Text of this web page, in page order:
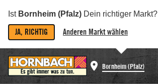
Ist Bornheim (Pfalz) Dein richtiger Markt?
JA, RICHTIG Anderen Markt wählen
Bornheim (Pfalz)